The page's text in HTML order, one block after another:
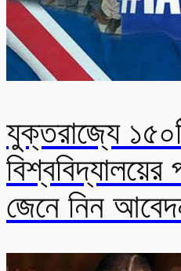
যুক্তরাজ্যে
জেনে নিন